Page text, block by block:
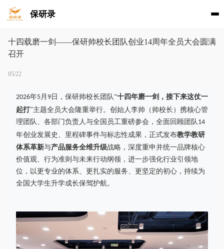
保研录
十四载磨一剑——保研帅校长团队创业14周年全员大会圆满
召开
05/22
2026年5月 9 日，保研帅校长团队“十四年磨一剑，接下来这仗一
起打”主题全员大会隆重举行。创始人李帅（帅校长）携核心管
理团队、各部门负责人与全国员工重磅参会，全面回顾团队14
年创业发展史、里程碑事件与标志性成果，正式发布教学教研
体系革新与产品服务全维升级战略，深度重申并统一品牌核心
价值观、行为准则与未来行动纲领，进一步强化行业引领地
位，以更专业的体系、更扎实的服务、更坚定的初心，持续为
全国大学生升学成长保驾护航。